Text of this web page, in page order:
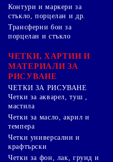
Контури и маркери за
стъкло, порцелан и др.
Трансферни бои за
порцелан и стъкло
ЧЕТКИ, ХАРТИИ И
МАТЕРИАЛИ ЗА
РИСУВАНЕ
ЧЕТКИ ЗА РИСУВАНЕ
Четки за акварел, туш ,
мастила
Четки за масло, акрил и
темпера
Четки универсални и
крафтърски
Четки за фон, лак, грунд и